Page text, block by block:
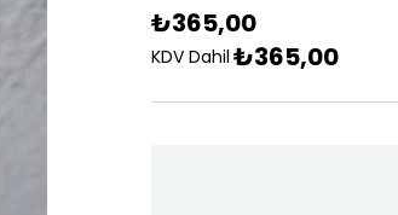
₺365,00
KDV Dahil ₺365,00